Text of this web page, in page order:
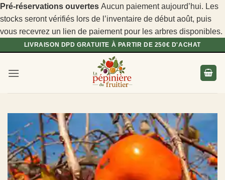
Pré-réservations ouvertes Aucun paiement aujourd’hui. Les
stocks seront vérifiés lors de l’inventaire de début août, puis
vous recevrez un lien de paiement pour les arbres disponibles.
Passer
contenu
LIVRAISON DPD GRATUITE À PARTIR DE 250€ D'ACHAT